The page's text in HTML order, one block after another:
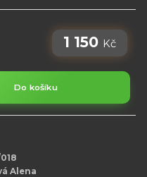
1 150 Kč
Do košíku
Alena